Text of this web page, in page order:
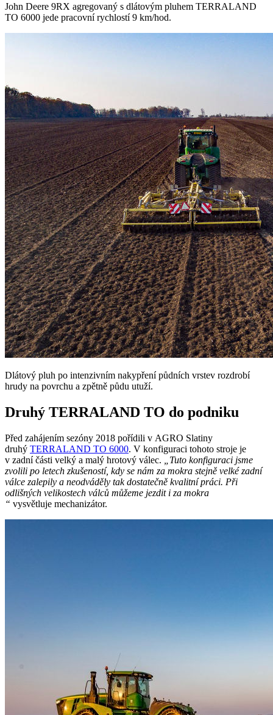
John Deere 9RX agregovaný s dlátovým pluhem TERRALAND
TO 6000 jede pracovní rychlostí 9 km/hod.
Dlátový pluh po intenzivním nakypření půdních vrstev rozdrobí
hrudy na povrchu a zpětně půdu utuží.
Druhý TERRALAND TO do podniku
Před zahájením sezóny 2018 pořídili v AGRO Slatiny
druhý TERRALAND TO 6000. V konfiguraci tohoto stroje je
v zadní části velký a malý hrotový válec.
„Tuto konfiguraci jsme
zvolili po letech zkušeností, kdy se nám za mokra stejně velké zadní
válce zalepily a neodváděly tak dostatečně kvalitní práci. Při
odlišných velikostech válců můžeme jezdit i za mokra
“ vysvětluje mechanizátor.